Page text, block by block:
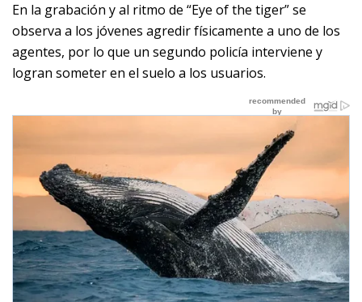
En la grabación y al ritmo de “Eye of the tiger” se
observa a los jóvenes agredir físicamente a uno de los
agentes, por lo que un segundo policía interviene y
logran someter en el suelo a los usuarios.